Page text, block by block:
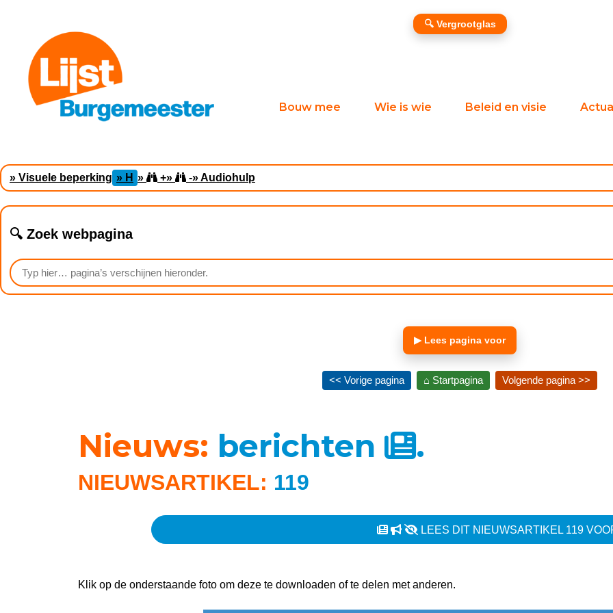
Bouw mee Wie is wie Beleid en visie
» Visuele beperking » H » +» -» Audiohulp
🔍 Zoek webpagina
▶ Lees pagina voor
🔍 Vergrootglas
<< Vorige pagina ⌂ Startpagina Volgende pagina >>
Nieuws: berichten .
NIEUWSARTIKEL: 119
LEES DIT NIEUWSARTIKEL 119
Klik op de onderstaande foto om deze te downloaden of te delen met anderen.